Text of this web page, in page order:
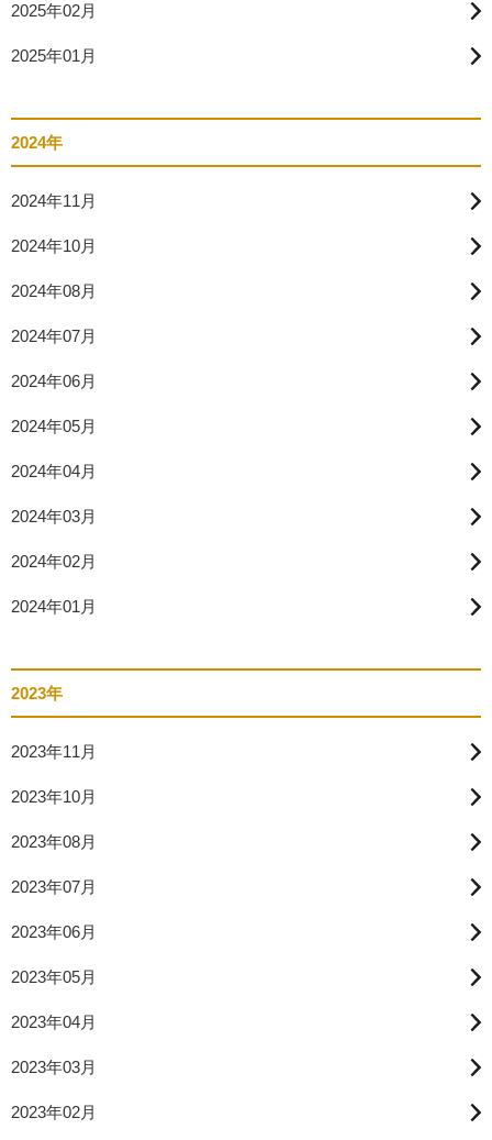
2025年02月
2025年01月
2024年
2024年11月
2024年10月
2024年08月
2024年07月
2024年06月
2024年05月
2024年04月
2024年03月
2024年02月
2024年01月
2023年
2023年11月
2023年10月
2023年08月
2023年07月
2023年06月
2023年05月
2023年04月
2023年03月
2023年02月